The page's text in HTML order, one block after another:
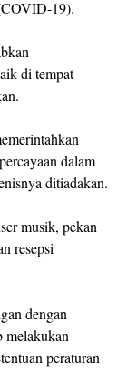
19).
di tempat
dalam
ditiadakan.
musik, pekan
resepsi
dengan
melakukan
peraturan